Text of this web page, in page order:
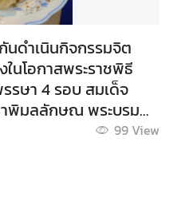
นดำเนินกิจกรรมจิต
ในโอกาสพระราชพิธี
รษา 4 รอบ สมเด็จ
าพิมลลักษณ พระบรม
99View